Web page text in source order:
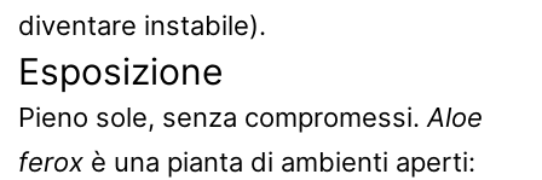
diventare instabile).
Esposizione
Pieno sole, senza compromessi. Aloe
ferox è una pianta di ambienti aperti: